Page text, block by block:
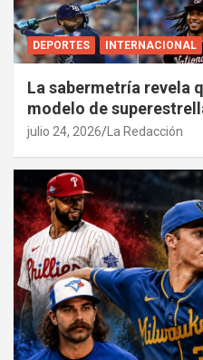
DEPORTES INTERNACIONAL
La sabermetría revela
modelo de
julio 24, 2026 La Redacción